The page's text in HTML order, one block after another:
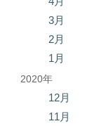
3月
2月
1月
2020年
12月
11月